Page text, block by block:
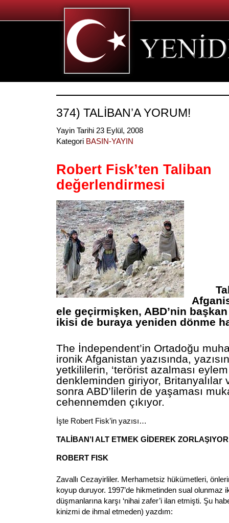
374) TALİBAN’A YORUM!
Yayin Tarihi 23 Eylül, 2008
Kategori BASIN-YAYIN
Robert Fisk’ten Taliban
değerlendirmesi
ele geçirmişken, ABD’nin başkan
ikisi de buraya yeniden dönme
The İndependent’in Ortadoğu
ironik Afganistan yazısında,
yetkililerin, ‘terörist azalması eylem
denkleminden giriyor, Britanyalılar
sonra ABD’lilerin de yaşaması
cehennemden çıkıyor.
İşte Robert Fisk’in yazısı…
TALİBAN’I ALT ETMEK GİDEREK ZORLAŞIYOR
ROBERT FISK
Zavallı Cezayirliler. Merhametsiz hükümetleri,
koyup duruyor. 1997’de hikmetinden sual olunmaz
düşmanlarına karşı ‘nihai zafer’i ilan etmişti. Şu
kinizmi de ihmal etmeden) yazdım: